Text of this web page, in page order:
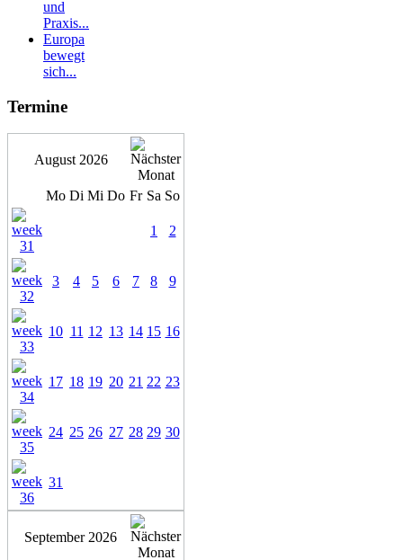
und
Praxis...
Europa
bewegt
sich...
Termine
August 2026
Mo Di Mi Do Fr Sa So
1 2
3 4 5 6 7 8 9
10 11 12 13 14 15 16
17 18 19 20 21 22 23
24 25 26 27 28 29 30
31
September 2026